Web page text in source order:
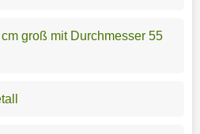
groß mit Durchmesser 55